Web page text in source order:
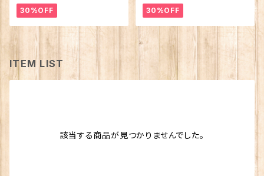
30%OFF 30%OFF
ITEM LIST
該当する商品が見つかりませんでした。